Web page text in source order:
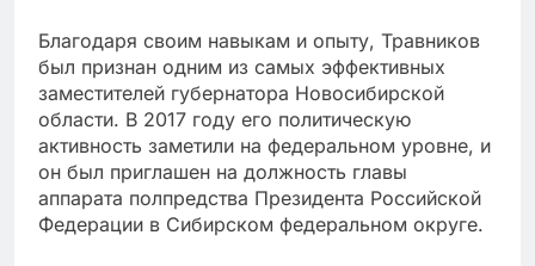
Благодаря своим навыкам и опыту, Травников
был признан одним из самых эффективных
заместителей губернатора Новосибирской
области. В 2017 году его политическую
активность заметили на федеральном уровне, и
он был приглашен на должность главы
аппарата полпредства Президента Российской
Федерации в Сибирском федеральном округе.